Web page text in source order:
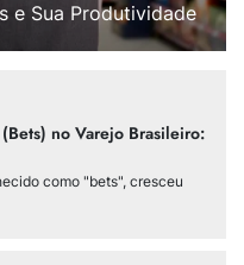
e Sua Produtividade
no Varejo Brasileiro:
como "bets", cresceu